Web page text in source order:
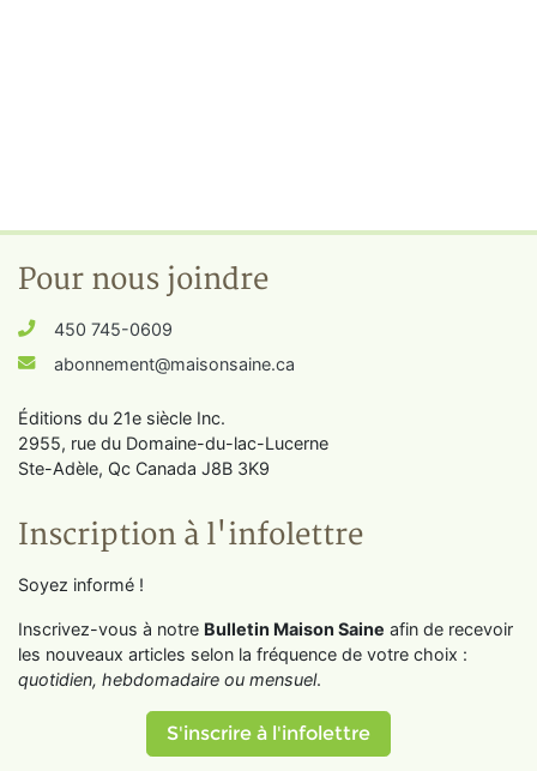
Pour nous joindre
450 745-0609
abonnement@maisonsaine.ca
Éditions du 21e siècle Inc.
2955, rue du Domaine-du-lac-Lucerne
Ste-Adèle, Qc Canada J8B 3K9
Inscription à l'infolettre
Soyez informé !
Inscrivez-vous à notre Bulletin Maison Saine afin de recevoir
les nouveaux articles selon la fréquence de votre choix :
quotidien, hebdomadaire ou mensuel.
S'inscrire à l'infolettre